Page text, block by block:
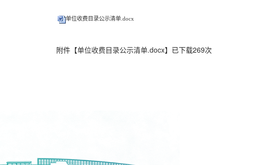
单位收费目录公示清单.docx
附件【单位收费目录公示清单.docx】已下载269次